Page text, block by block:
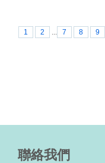
1 2 ... 7 8 9
聯絡我們